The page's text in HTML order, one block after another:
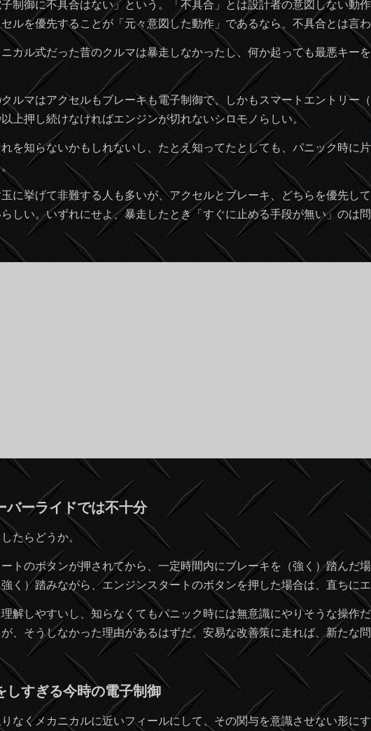
制御に不具合はない」という。「不具合」とは設計者の意図しない動
ルを優先することが「元々意図した動作」であるなら、不具合とは言わ
カル式だった昔のクルマは暴走しなかったし、何か起っても最悪キー
ルマはアクセルもブレーキも電子制御で、しかもスマートエントリー
上押し続けなければエンジンが切れないシロモノらしい。
を知らないかもしれないし、たとえ知ってたとしても、パニック時に
に挙げて非難する人も多いが、アクセルとブレーキ、どちらを優先し
しい。いずれにせよ、暴走したとき「すぐに止める手段が無い」のは
バーライドでは不十分
たらどうか。
ートのボタンが押されてから、一定時間内にブレーキを（強く）踏んだ
く）踏みながら、エンジンスタートのボタンを押した場合は、直ちにエ
解しやすいし、知らなくてもパニック時には無意識にやりそうな操作
、そうしなかった理由があるはずだ。安易な改善策に走れば、新たな
しすぎる今時の電子制御
くメカニカルに近いフィールにして、その関与を意識させない形にす